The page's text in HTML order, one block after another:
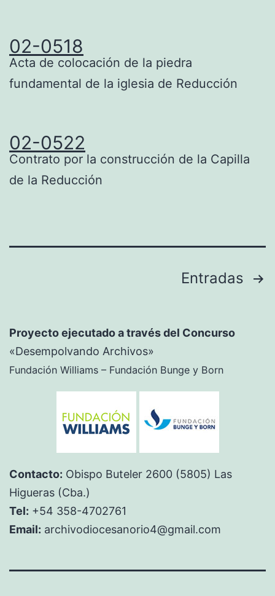
02-0518
Acta de colocación de la piedra
fundamental de la iglesia de Reducción
02-0522
Contrato por la construcción de la Capilla
de la Reducción
entradas
Entradas
Proyecto ejecutado a través del Concurso
«Desempolvando Archivos»
Fundación Williams – Fundación Bunge y Born
Contacto: Obispo Buteler 2600 (5805) Las
Higueras (Cba.)
Tel: +54 358-4702761
Email: archivodiocesanorio4@gmail.com